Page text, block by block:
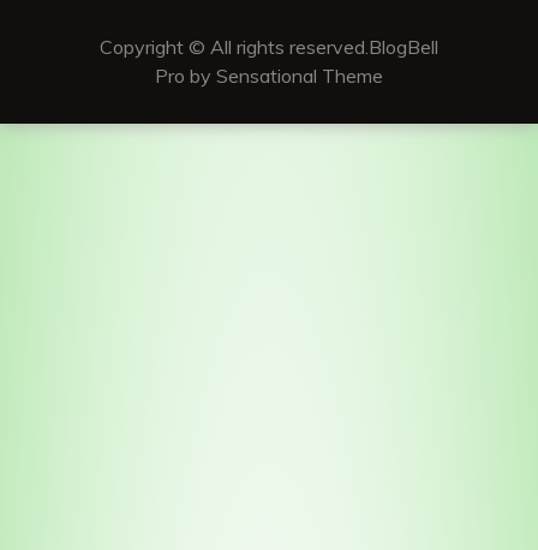
Copyright © All rights reserved.BlogBell
Pro by Sensational Theme